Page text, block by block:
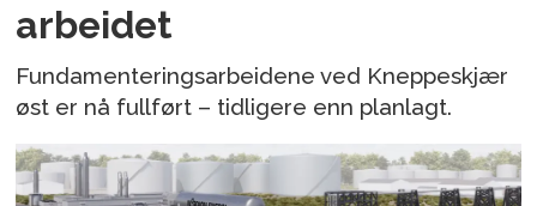
arbeidet
Fundamenteringsarbeidene ved Kneppeskjær
øst er nå fullført – tidligere enn planlagt.